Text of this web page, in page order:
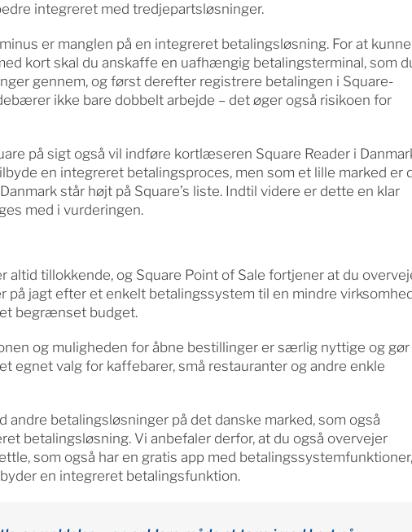
integreret med tredjepartsløsninger.
er manglen på en integreret betalingsløsning. For at kunne
kort skal du anskaffe en uafhængig betalingsterminal, som
gennem, og først derefter registrere betalingen i Square-
ikke bare dobbelt arbejde – det øger også risikoen for
på sigt også vil indføre kortlæseren Square Reader i
en integreret betalingsproces, men som et lille marked er
står højt på Square’s liste. Indtil videre er dette en klar
med i vurderingen.
altid tillokkende, og Square Point of Sale fortjener at du
på jagt efter et enkelt betalingssystem til en mindre
begrænset budget.
og muligheden for åbne bestillinger er særlig nyttige og gør
egnet valg for kaffebarer, små restauranter og andre enkle
andre betalingsløsninger på det danske marked, som også
betalingsløsning. Vi anbefaler derfor, at du også overvejer
som også har en gratis app med betalingssystemfunktioner,
en integreret betalingsfunktion.